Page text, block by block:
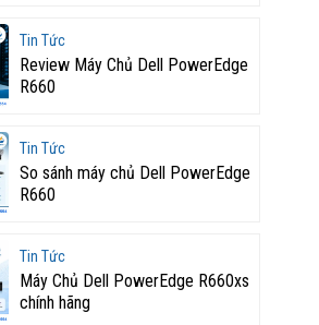
Tin Tức
Review Máy Chủ Dell PowerEdge
R660
Tin Tức
So sánh máy chủ Dell PowerEdge
R660
Tin Tức
Máy Chủ Dell PowerEdge R660xs
chính hãng